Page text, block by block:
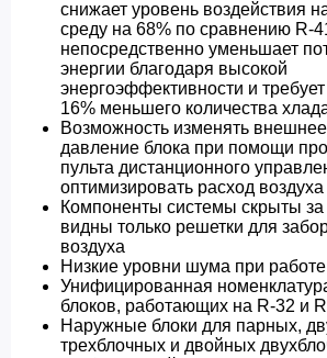
снижает уровень воздействия
среду на 68% по сравнению R-
непосредственно уменьшает
энергии благодаря высокой
энергоэффективности и
16% меньшего количества
Возможность изменять внешнее
давление блока при помощи
пульта дистанционного
оптимизировать расход воздуха
Компоненты системы скрыты за
видны только решетки для
воздуха
Низкие уровни шума при
Унифицированная
блоков, работающих на R-32 и
Наружные блоки для парных,
трехблочных и двойных